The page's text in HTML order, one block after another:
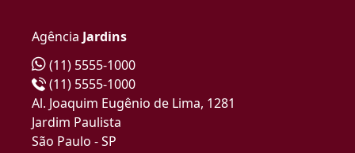
Agência Jardins
(11) 5555-1000
(11) 5555-1000
Al. Joaquim Eugênio de Lima, 1281
Jardim Paulista
São Paulo - SP